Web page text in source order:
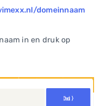
domeinnaam
in en druk op